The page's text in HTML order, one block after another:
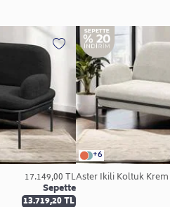
17.149,00 TL
Sepette
13.719,20 TL
+6
Aster İkili Koltuk Krem